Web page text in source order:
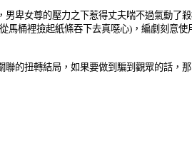
卑女尊的壓力之下惹得丈夫喘不過氣動了
桶裡撿起紙條吞下去真噁心)，編劇刻意
的扭轉結局，如果要做到騙到觀眾的話，